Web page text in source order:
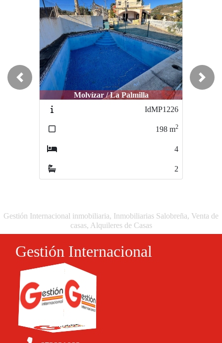
Molvízar / La PalmillaMolvízar / La Palmilla
MP1226
198 m2
4
2
Previous Next
Gestión Internacional inmobiliaria, Inmobiliarias Salobreña, Venta de
casas, Alquileres de Casas
Gestión Internacional